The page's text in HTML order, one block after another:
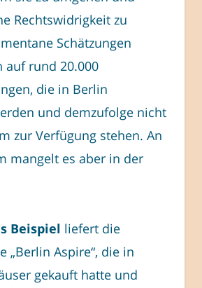
Rechtswidrigkeit zu
Schätzungen
auf rund 20.000
die in Berlin
und demzufolge nicht
zur Verfügung stehen. An
mangelt es aber in der
Beispiel liefert die
„Berlin Aspire“, die in
gekauft hatte und